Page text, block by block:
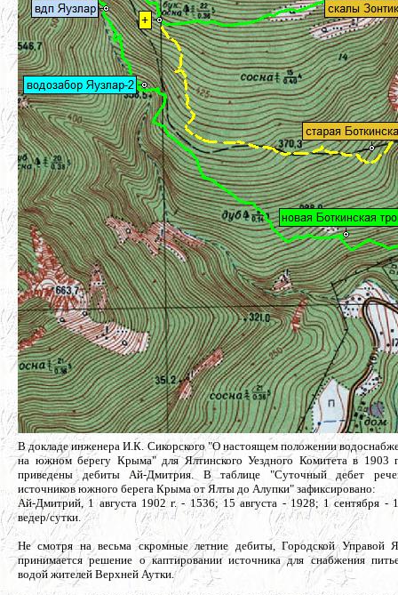
В докладе инженера И.К. Сикорского "О настоящем положении
на южном берегу Крыма" для Ялтинского Уездного Комитета в 1903
приведены дебиты Ай-Дмитрия. В таблице "Суточный дебет
источников южного берега Крыма от Ялты до Алупки" зафиксировано:
Ай-Дмитрий, 1 августа 1902 г. - 1536; 15 августа - 1928; 1 сентября -
ведер/сутки.
Не смотря на весьма скромные летние дебиты, Городской Управой
принимается решение о каптировании источника для снабжения
водой жителей Верхней Аутки.